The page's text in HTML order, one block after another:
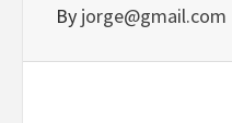
By jorge@gmail.com